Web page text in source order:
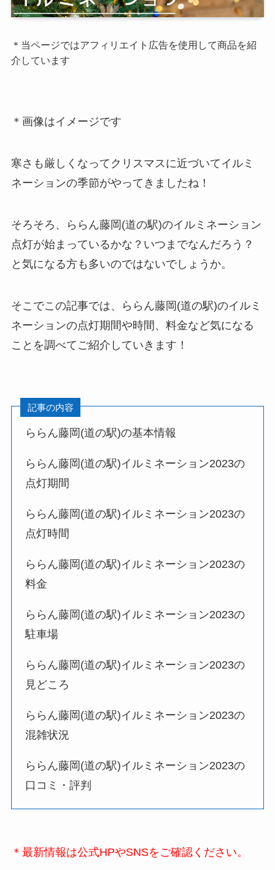
＊当ページではアフィリエイト広告を使用して商品を紹
介しています
＊画像はイメージです
寒さも厳しくなってクリスマスに近づいてイルミ
ネーションの季節がやってきましたね！
そろそろ、ららん藤岡(道の駅)のイルミネーション
点灯が始まっているかな？いつまでなんだろう？
と気になる方も多いのではないでしょうか。
そこでこの記事では、ららん藤岡(道の駅)のイルミ
ネーションの点灯期間や時間、料金など気になる
ことを調べてご紹介していきます！
記事の内容
ららん藤岡(道の駅)の基本情報
ららん藤岡(道の駅)イルミネーション2023の
点灯期間
ららん藤岡(道の駅)イルミネーション2023の
点灯時間
ららん藤岡(道の駅)イルミネーション2023の
料金
ららん藤岡(道の駅)イルミネーション2023の
駐車場
ららん藤岡(道の駅)イルミネーション2023の
見どころ
ららん藤岡(道の駅)イルミネーション2023の
混雑状況
ららん藤岡(道の駅)イルミネーション2023の
口コミ・評判
＊最新情報は公式HPやSNSをご確認ください。